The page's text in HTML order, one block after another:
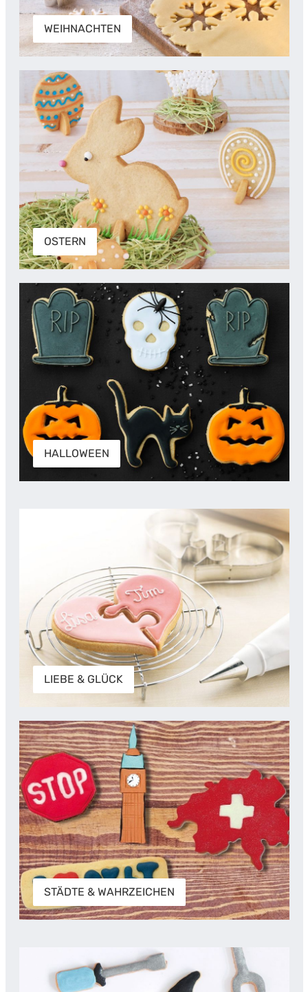
WEIHNACHTEN
OSTERN
OSTERN
HALLOWEEN
HALLOWEEN
LIEBE & GLÜCK
STÄDTE & WAHRZEICHEN
STÄDTE & WAHRZEICHEN